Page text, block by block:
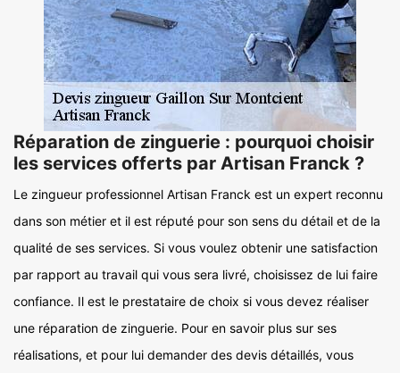
Réparation de zinguerie : pourquoi choisir
les services offerts par Artisan Franck ?
Le zingueur professionnel Artisan Franck est un expert reconnu
dans son métier et il est réputé pour son sens du détail et de la
qualité de ses services. Si vous voulez obtenir une satisfaction
par rapport au travail qui vous sera livré, choisissez de lui faire
confiance. Il est le prestataire de choix si vous devez réaliser
une réparation de zinguerie. Pour en savoir plus sur ses
réalisations, et pour lui demander des devis détaillés, vous